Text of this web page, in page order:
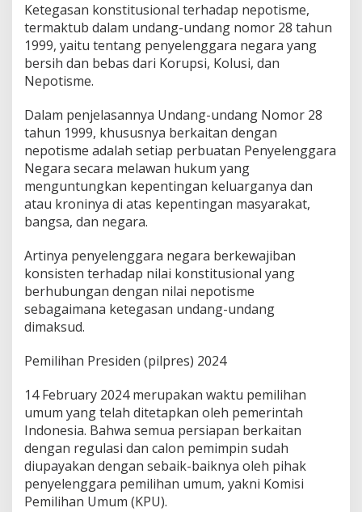
Ketegasan konstitusional terhadap nepotisme,
termaktub dalam undang-undang nomor 28 tahun
1999, yaitu tentang penyelenggara negara yang
bersih dan bebas dari Korupsi, Kolusi, dan
Nepotisme.
Dalam penjelasannya Undang-undang Nomor 28
tahun 1999, khususnya berkaitan dengan
nepotisme adalah setiap perbuatan Penyelenggara
Negara secara melawan hukum yang
menguntungkan kepentingan keluarganya dan
atau kroninya di atas kepentingan masyarakat,
bangsa, dan negara.
Artinya penyelenggara negara berkewajiban
konsisten terhadap nilai konstitusional yang
berhubungan dengan nilai nepotisme
sebagaimana ketegasan undang-undang
dimaksud.
Pemilihan Presiden (pilpres) 2024
14 February 2024 merupakan waktu pemilihan
umum yang telah ditetapkan oleh pemerintah
Indonesia. Bahwa semua persiapan berkaitan
dengan regulasi dan calon pemimpin sudah
diupayakan dengan sebaik-baiknya oleh pihak
penyelenggara pemilihan umum, yakni Komisi
Pemilihan Umum (KPU).